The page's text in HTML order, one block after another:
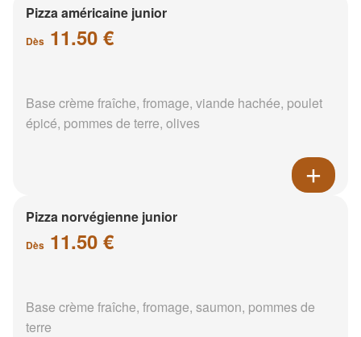
Pizza américaine junior
Dès 11.50 €
Base crème fraîche, fromage, viande hachée, poulet
épicé, pommes de terre, olives
Pizza norvégienne junior
Dès 11.50 €
Base crème fraîche, fromage, saumon, pommes de
terre